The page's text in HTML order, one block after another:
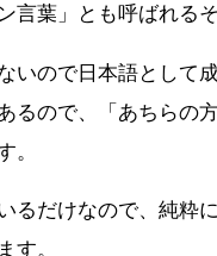
葉」とも呼ばれるそ
いので日本語として
ので、「あちらの
。
だけなので、純粋
す。